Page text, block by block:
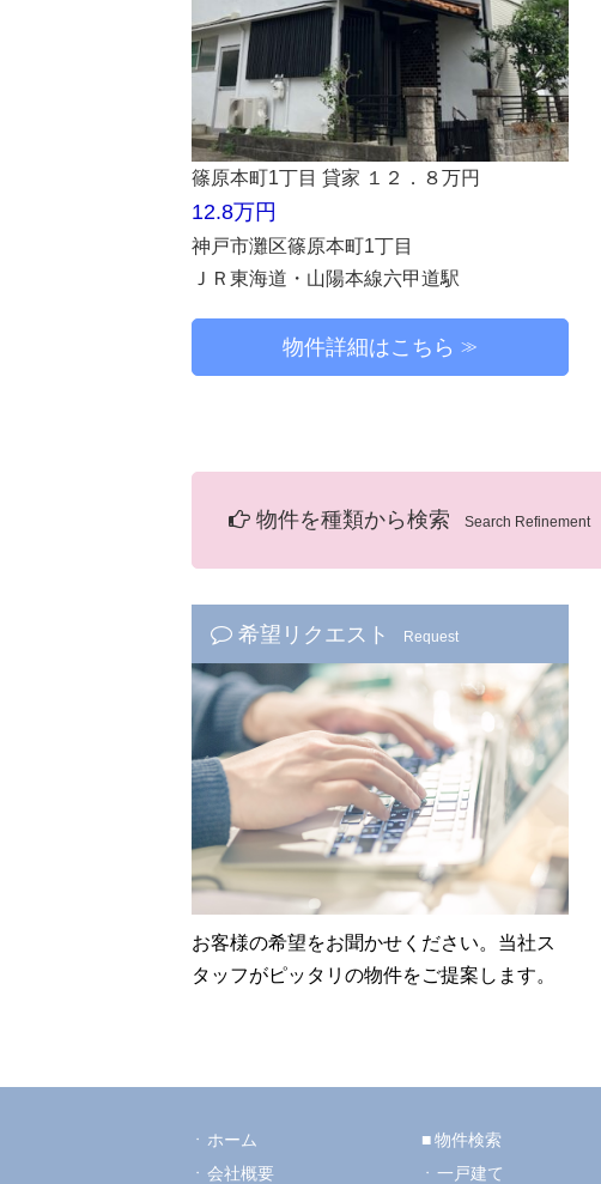
篠原本町1丁目 貸家 １２．８万円
12.8万円
神戸市灘区篠原本町1丁目
ＪＲ東海道・山陽本線六甲道駅
物件詳細はこちら
物件を種類から検索 Search Refinement
希望リクエスト Request
お客様の希望をお聞かせください。当社ス
タッフがピッタリの物件をご提案します。
ホーム
会社概要
物件検索
一戸建て